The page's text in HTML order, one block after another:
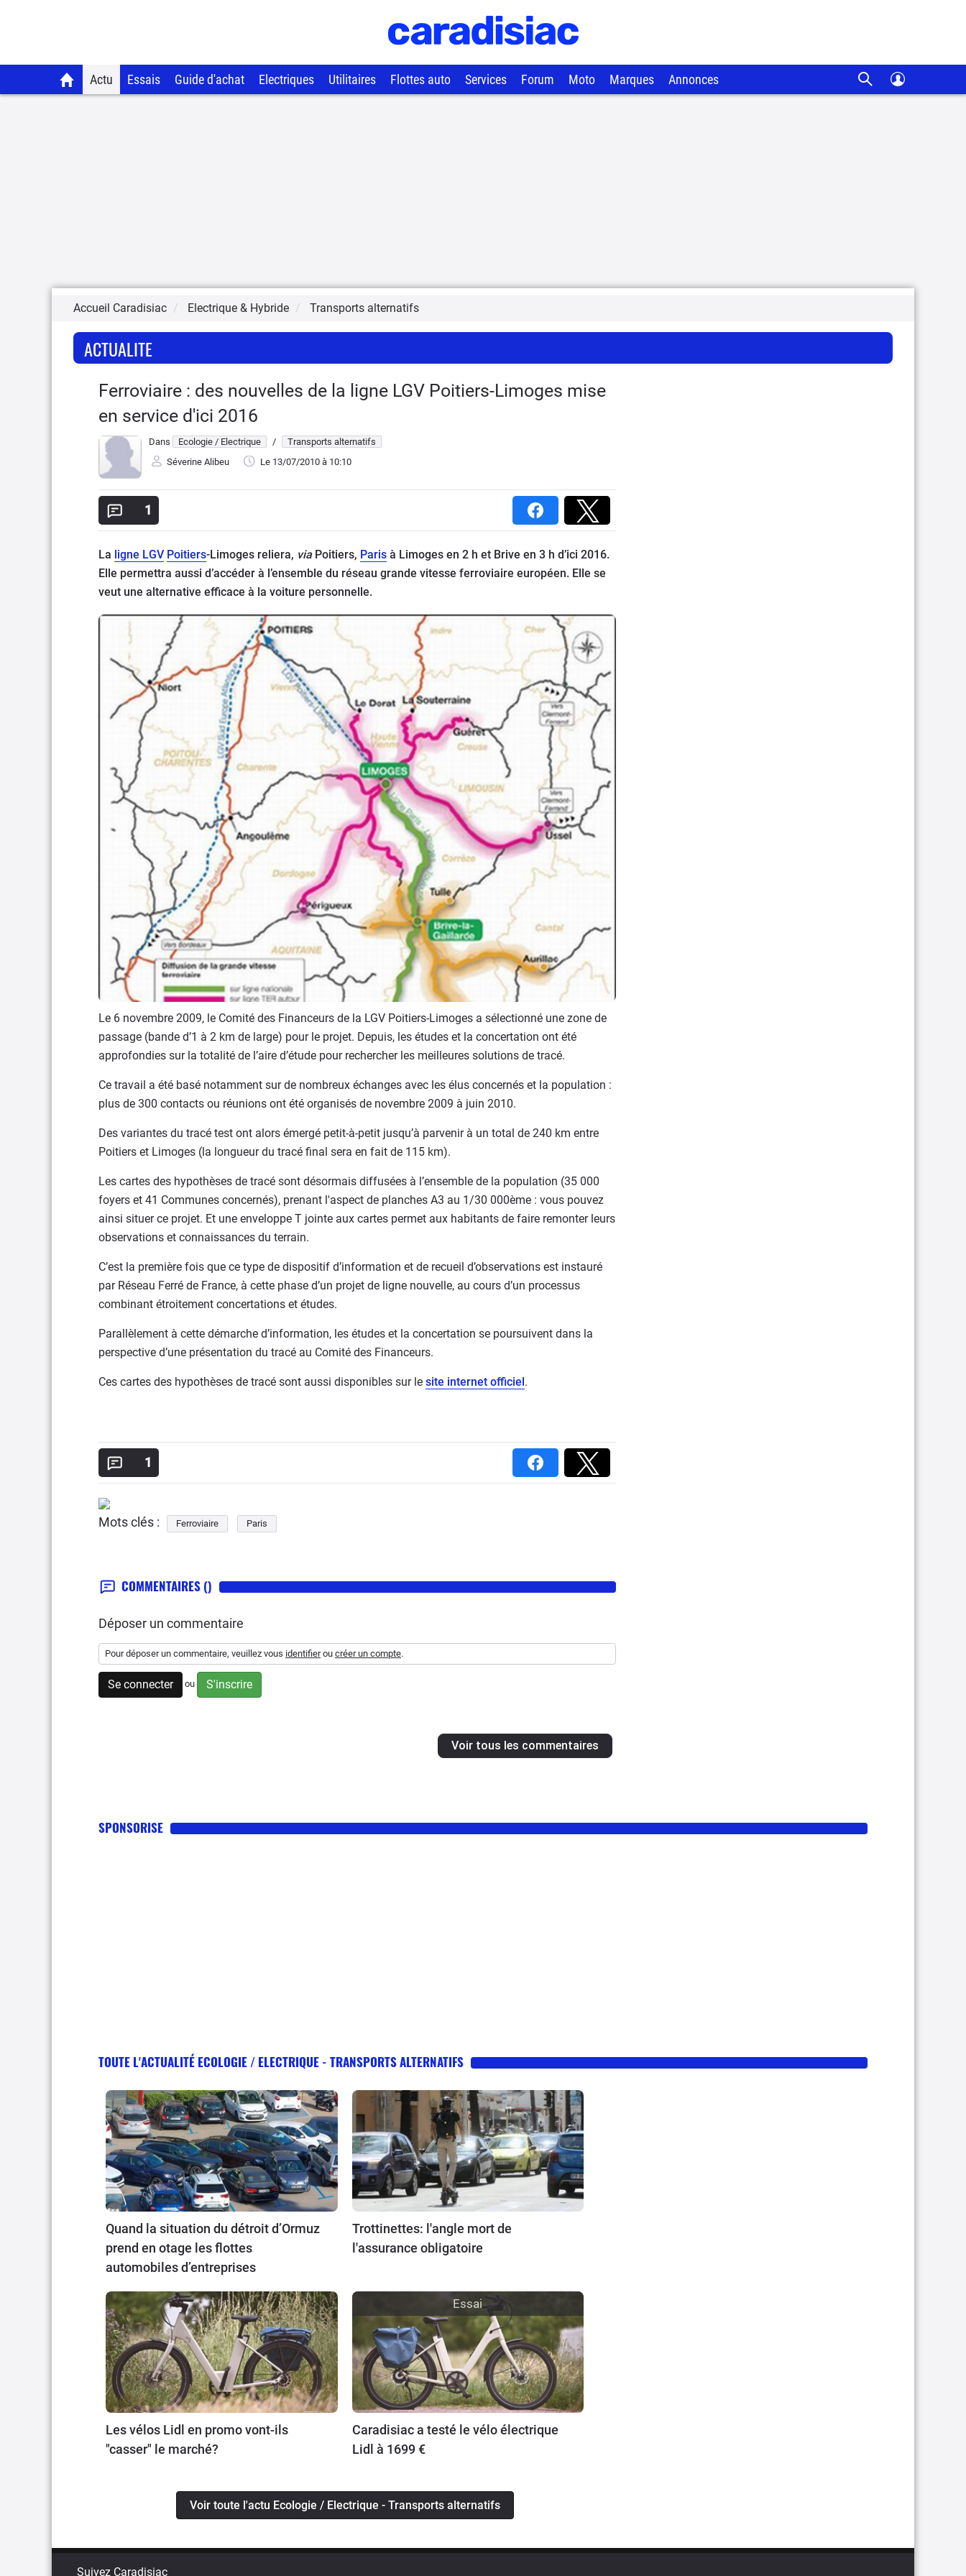
Actu Essais Guide d'achat Electriques Utilitaires Flottes auto Services Forum Moto Marques Annonces
Accueil Caradisiac Electrique & Hybride Transports alternatifs
ACTUALITE
Ferroviaire : des nouvelles de la ligne LGV Poitiers-Limoges mise
en service d'ici 2016
Dans Ecologie / Electrique /
Transports alternatifs
Séverine Alibeu
Le 13/07/2010 à 10:10
1
La ligne LGV Poitiers-Limoges reliera, viaPoitiers, Paris à Limoges en 2 h et Brive en 3 h d’ici 2016.
Elle permettra aussi d’accéder à l’ensemble du réseau grande vitesse ferroviaire européen. Elle se
veut une alternative efficace à la voiture personnelle.
Le 6 novembre 2009, le Comité des Financeurs de la LGV Poitiers-Limoges a sélectionné une zone de
passage (bande d’1 à 2 km de large) pour le projet. Depuis, les études et la concertation ont été
approfondies sur la totalité de l’aire d’étude pour rechercher les meilleures solutions de tracé.
Ce travail a été basé notamment sur de nombreux échanges avec les élus concernés et la population :
plus de 300 contacts ou réunions ont été organisés de novembre 2009 à juin 2010.
Des variantes du tracé test ont alors émergé petit-à-petit jusqu’à parvenir à un total de 240 km entre
Poitiers et Limoges (la longueur du tracé final sera en fait de 115 km).
Les cartes des hypothèses de tracé sont désormais diffusées à l’ensemble de la population (35 000
foyers et 41 Communes concernés), prenant l'aspect de planches A3 au 1/30 000ème : vous pouvez
ainsi situer ce projet. Et une enveloppe T jointe aux cartes permet aux habitants de faire remonter leurs
observations et connaissances du terrain.
C’est la première fois que ce type de dispositif d’information et de recueil d’observations est instauré
par Réseau Ferré de France, à cette phase d’un projet de ligne nouvelle, au cours d’un processus
combinant étroitement concertations et études.
Parallèlement à cette démarche d’information, les études et la concertation se poursuivent dans la
perspective d’une présentation du tracé au Comité des Financeurs.
Ces cartes des hypothèses de tracé sont aussi disponibles sur le site internet officiel .
1
Mots clés : Ferroviaire Paris
COMMENTAIRES ()
Déposer un commentaire
Pour déposer un commentaire, veuillez vous identifierou créer un compte.
Se connecter ou S'inscrire
Voir tous les commentaires
SPONSORISE
TOUTE L'ACTUALITÉ ECOLOGIE / ELECTRIQUE - TRANSPORTS ALTERNATIFS
Quand la situation du détroit d’Ormuz
prend en otage les flottes
automobiles d’entreprises
Trottinettes: l'angle mort de
l'assurance obligatoire
Les vélos Lidl en promo vont-ils
"casser" le marché?
Essai
Caradisiac a testé le vélo électrique
Lidl à 1699 €
Voir toute l'actu Ecologie / Electrique - Transports alternatifs
Suivez Caradisiac